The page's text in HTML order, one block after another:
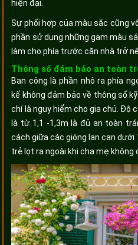
hiện đại.
Sự phối hợp của màu sắc cũng
phần sử dụng những gam màu
làm cho phía trước căn nhà trở
Thông số đảm bảo an toàn
Ban công là phần nhô ra phía
kế không đảm bảo về thông số
chí là nguy hiểm cho gia chủ. Độ
là từ 1,1 -1,3m là đủ an toàn
cách giữa các gióng lan can
trẻ lọt ra ngoài khi cha mẹ không